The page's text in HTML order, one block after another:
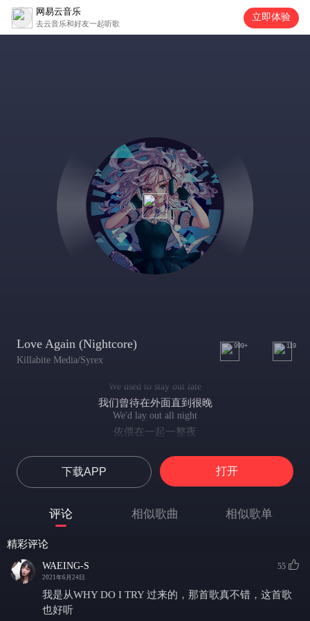
网易云音乐
去云音乐和好友一起听歌
立即体验
Love Again (Nightcore)
Killabite Media/Syrex
999+ 119
We used to stay out late
我们曾待在外面直到很晚
We'd lay out all night
依偎在一起一整夜
将天上星辰数尽
We made our own time
创造我们自己的时光
我们曾驱车驶离到很远的地方
looking for an escape, no one would ever find
逃离这里，到那个没人能找到我们的地方
All of the photographs in my room
下载APP 打开
评论 相似歌曲 相似歌单
精彩评论
WAEING-S
2021年6月24日
55
我是从WHY DO I TRY 过来的，那首歌真不错，这首歌
也好听